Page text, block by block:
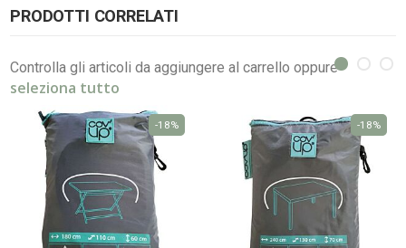
PRODOTTI CORRELATI
Controlla gli articoli da aggiungere al carrello oppure
seleziona tutto
-18% -18%